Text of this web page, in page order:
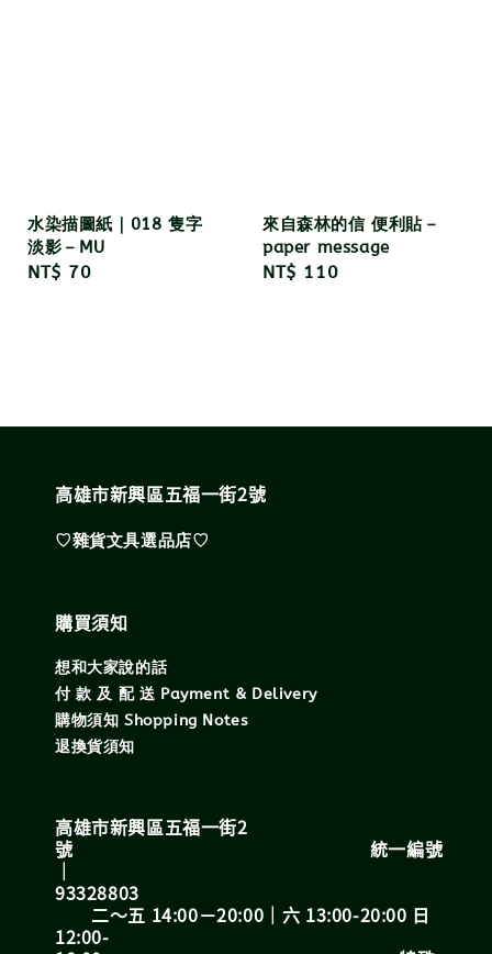
水染描圖紙｜018 隻字
淡影－MU
Regular
NT$ 70
來自森林的信 便利貼－
paper message
Regular
NT$ 110
高雄市新興區五福一街2號
♡雜貨文具選品店♡
購買須知
想和大家說的話
付 款 及 配 送 Payment & Delivery
購物須知 Shopping Notes
退換貨須知
高雄市新興區五福一街2
號 統一編號
｜
93328803
二～五 14:00－20:00｜六 13:00-20:00 日
12:00-